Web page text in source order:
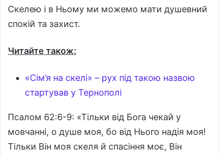
Скелею і в Ньому ми можемо мати душевний
спокій та захист.
Читайте також:
«Сім’я на скелі» – рух під такою назвою
стартував у Тернополі
Псалом 62:6-9: «Тільки від Бога чекай у
мовчанні, о душе моя, бо від Нього надія моя!
Тільки Він моя скеля й спасіння моє, Він